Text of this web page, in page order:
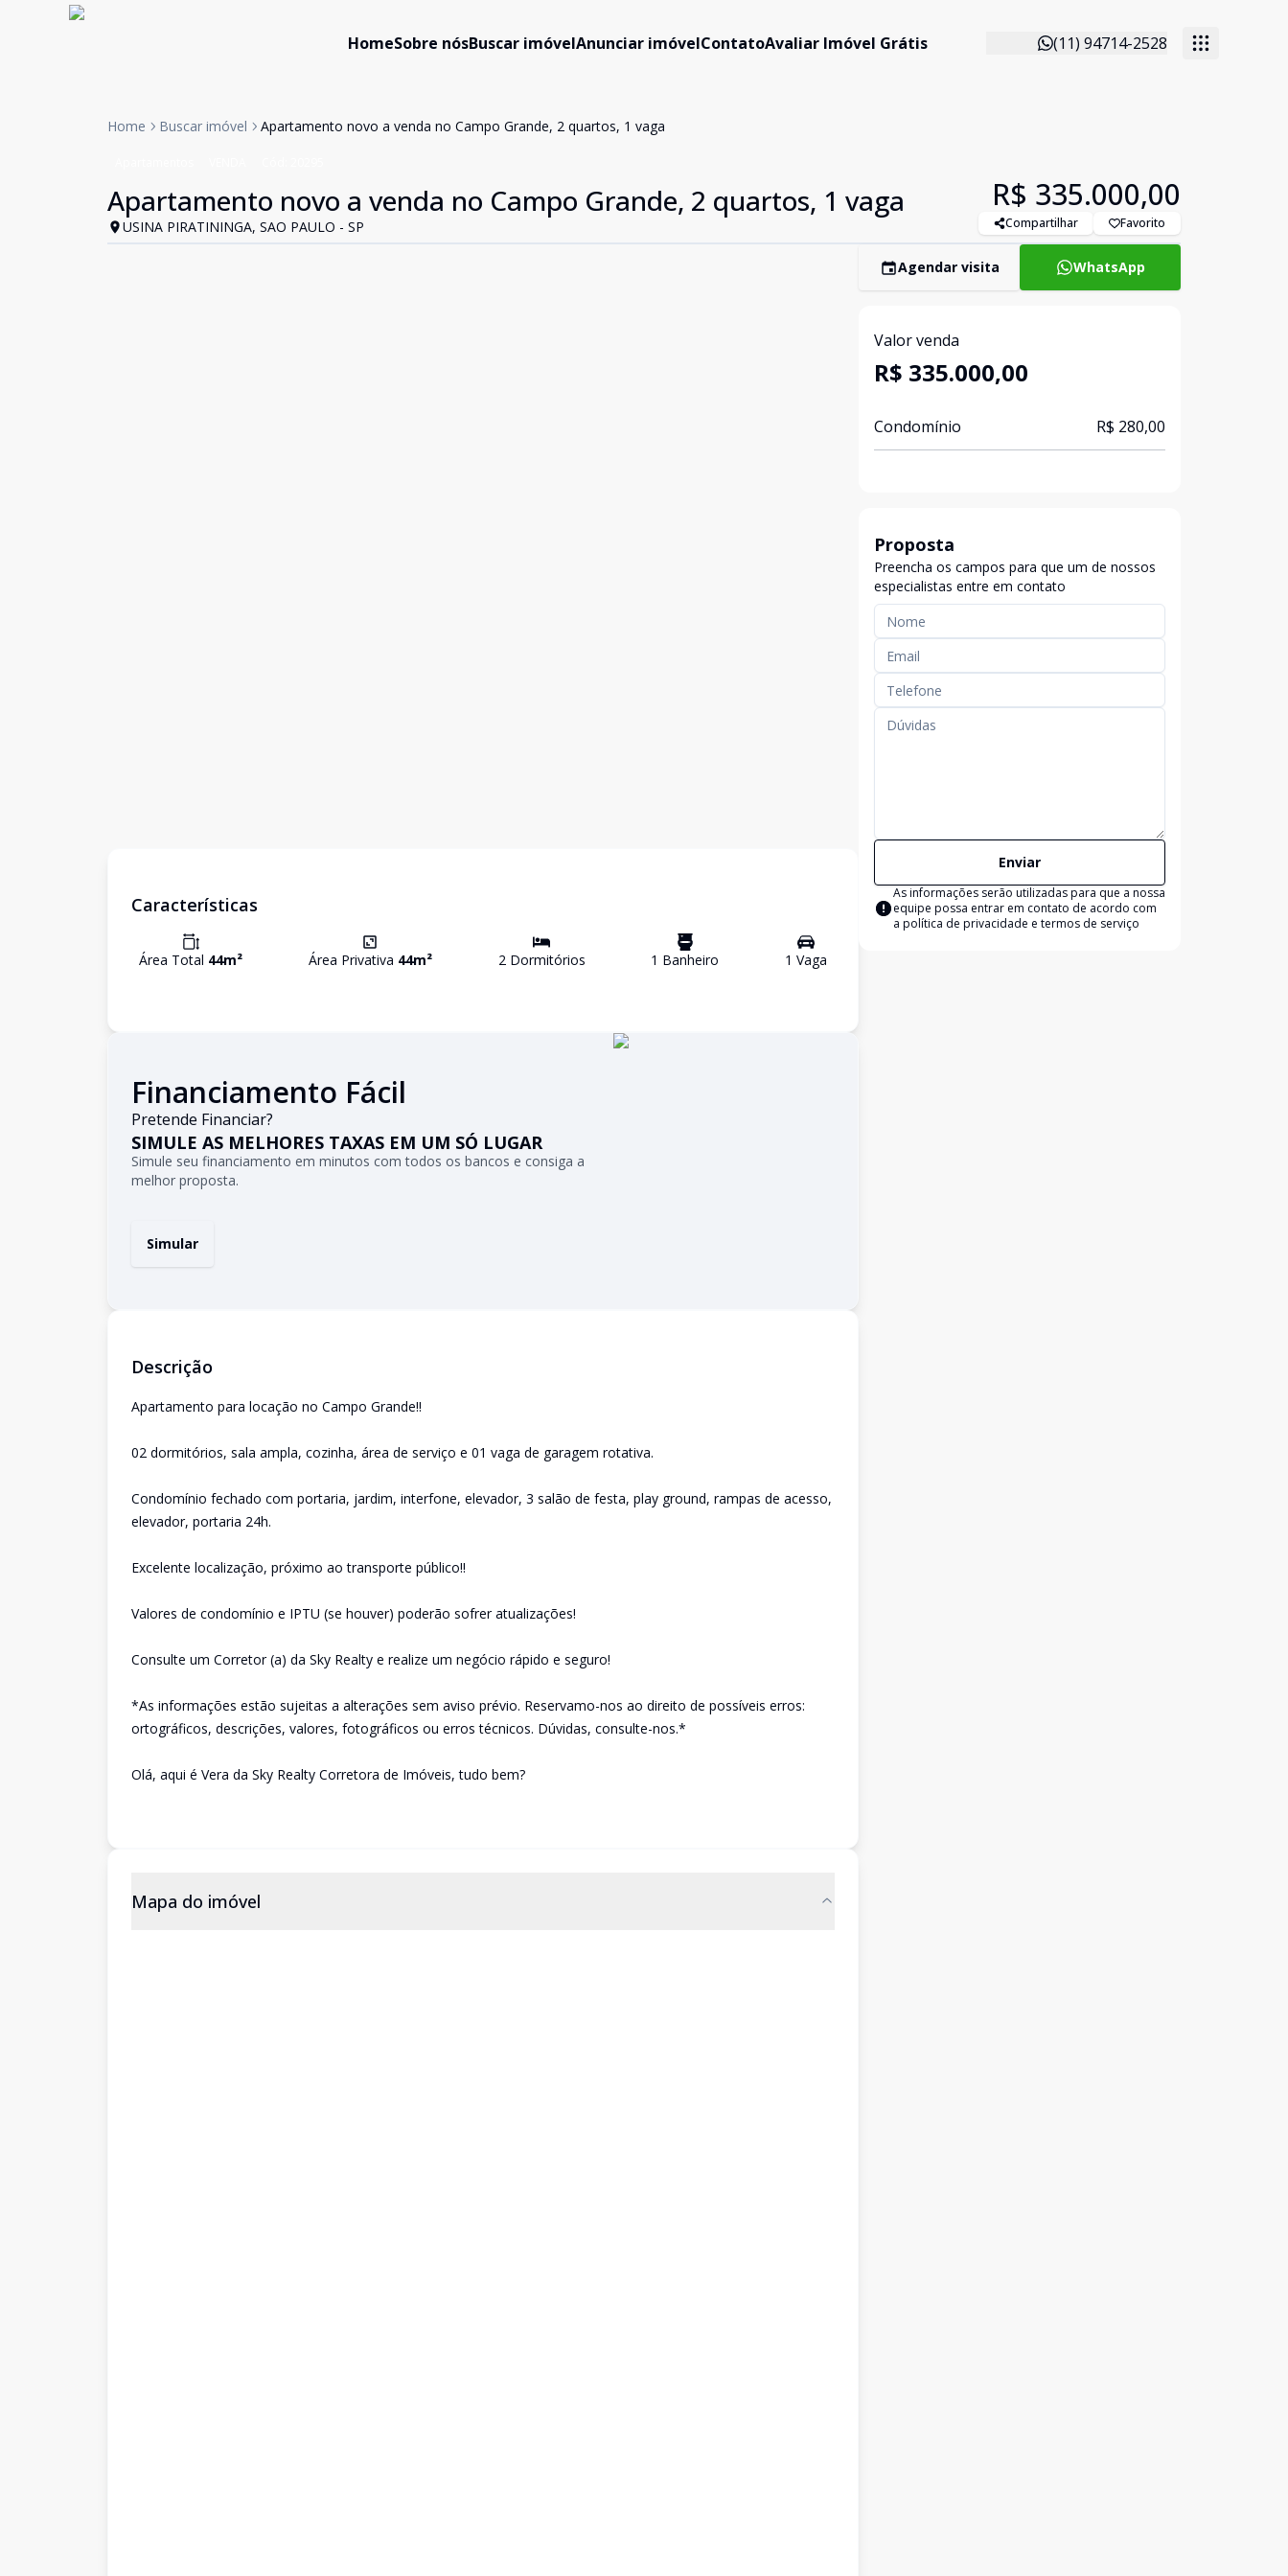
HomeSobre nósBuscar imóvelAnunciar imóvelContatoAvaliar Imóvel Grátis (11) 94714-2528
Home Buscar imóvel Apartamento novo a venda no Campo Grande, 2 quartos, 1 vaga
Apartamento novo a venda no Campo Grande, 2 quartos, 1 vaga
USINA PIRATININGA, SAO PAULO - SP
R$ 335.000,00
Compartilhar Favorito
Características
Área Total 44m² Área Privativa 44m² 2Dormitórios 1 Banheiro 1 Vaga
Financiamento Fácil
Pretende Financiar?
SIMULE AS MELHORES TAXAS EM UM SÓ LUGAR
Simule seu financiamento em minutos com todos os bancos e consiga a
melhor proposta.
Simular
Descrição
Apartamento para locação no Campo Grande!!
02 dormitórios, sala ampla, cozinha, área de serviço e 01 vaga de garagem rotativa.
Condomínio fechado com portaria, jardim, interfone, elevador, 3 salão de festa, play ground, rampas de acesso,
elevador, portaria 24h.
Excelente localização, próximo ao transporte público!!
Valores de condomínio e IPTU (se houver) poderão sofrer atualizações!
Consulte um Corretor (a) da Sky Realty e realize um negócio rápido e seguro!
*As informações estão sujeitas a alterações sem aviso prévio. Reservamo-nos ao direito de possíveis erros:
ortográficos, descrições, valores, fotográficos ou erros técnicos. Dúvidas, consulte-nos.*
Olá, aqui é Vera da Sky Realty Corretora de Imóveis, tudo bem?
Mapa do imóvel
Agendar visita WhatsApp
Valor venda
R$ 335.000,00
Condomínio R$ 280,00
Proposta
Preencha os campos para que um de nossos
especialistas entre em contato
Enviar
As informações serão utilizadas para que a nossa
equipe possa entrar em contato de acordo com
a política de privacidade e termos de serviço